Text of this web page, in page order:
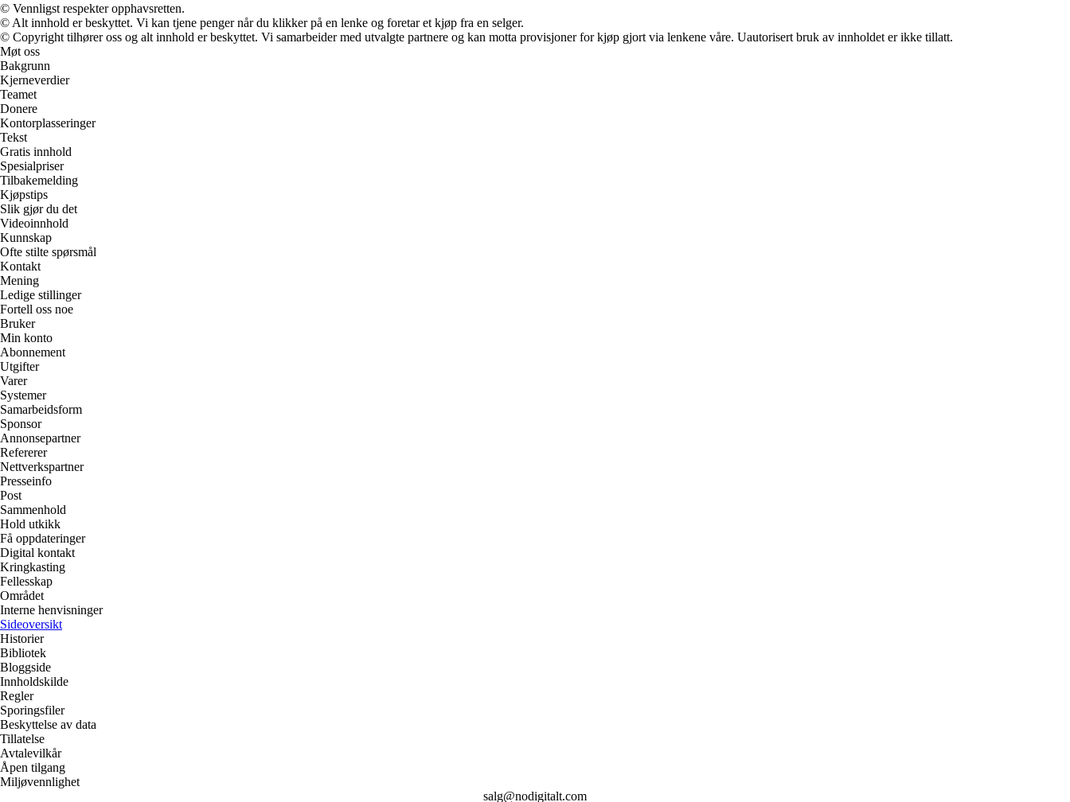
© Vennligst respekter opphavsretten.
© Alt innhold er beskyttet. Vi kan tjene penger når du klikker på en lenke og foretar et kjøp fra en selger.
© Copyright tilhører oss og alt innhold er beskyttet. Vi samarbeider med utvalgte partnere og kan motta provisjoner for kjøp gjort via lenkene våre. Uautorisert bruk av innholdet er ikke tillatt.
Møt oss
Bakgrunn
Kjerneverdier
Teamet
Donere
Kontorplasseringer
Tekst
Gratis innhold
Spesialpriser
Tilbakemelding
Kjøpstips
Slik gjør du det
Videoinnhold
Kunnskap
Ofte stilte spørsmål
Kontakt
Mening
Ledige stillinger
Fortell oss noe
Bruker
Min konto
Abonnement
Utgifter
Varer
Systemer
Samarbeidsform
Sponsor
Annonsepartner
Refererer
Nettverkspartner
Presseinfo
Post
Sammenhold
Hold utkikk
Få oppdateringer
Digital kontakt
Kringkasting
Fellesskap
Området
Interne henvisninger
Sideoversikt
Historier
Bibliotek
Bloggside
Innholdskilde
Regler
Sporingsfiler
Beskyttelse av data
Tillatelse
Avtalevilkår
Åpen tilgang
Miljøvennlighet
salg@nodigitalt.com